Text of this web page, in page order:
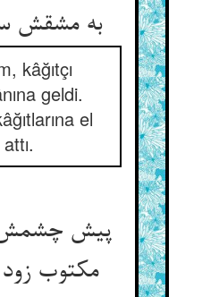
به مشقش سو به سو
kâğıtçı
geldi.
el
attı.
پیش چشمش
مکتوب